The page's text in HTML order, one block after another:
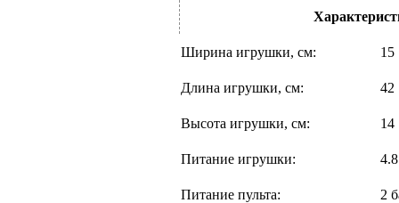
Ширина игрушки, см: 15
Длина игрушки, см: 42
Высота игрушки, см: 14
Питание игрушки:
Питание пульта: 2